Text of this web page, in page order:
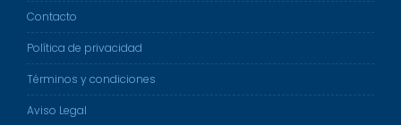
Contacto
Política de privacidad
Términos y condiciones
Aviso Legal